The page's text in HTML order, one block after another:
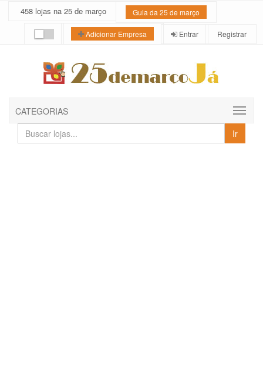
458 lojas na 25 de março Guia da 25 de março
Adicionar Empresa Entrar Registrar
CATEGORIAS
Buscar
lojas
Ir